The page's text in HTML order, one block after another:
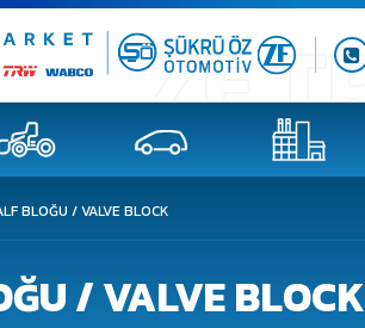
BLOĞU / VALVE BLOCK
/ VALVE BLOCK